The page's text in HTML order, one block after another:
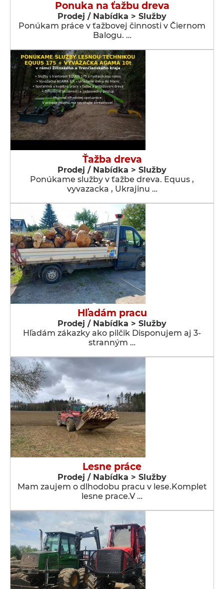
Ponuka na ťažbu dreva
Prodej / Nabídka > Služby
Ponúkam práce v ťažbovej činnosti v Čiernom
Balogu. …
Ťažba dreva
Prodej / Nabídka > Služby
Ponúkame služby v ťažbe dreva. Equus ,
vyvazacka , Ukrajinu …
Hľadám pracu
Prodej / Nabídka > Služby
Hľadám zákazky ako pilčik Disponujem aj 3-
stranným …
Lesne práce
Prodej / Nabídka > Služby
Mam zaujem o dlhodobu pracu v lese.Komplet
lesne prace.V …